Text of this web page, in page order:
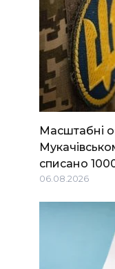
Масштабні
списано
06.08.2026